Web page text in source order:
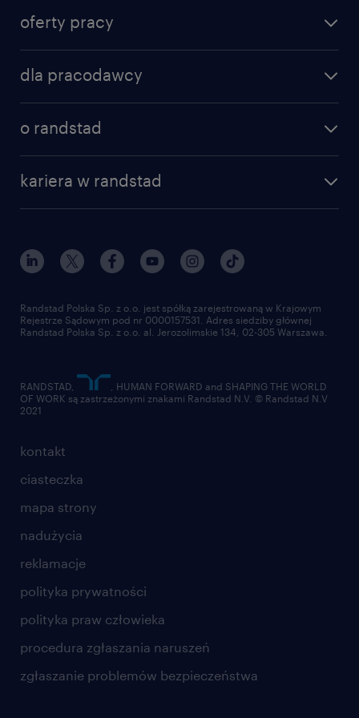
oferty pracy
specjalizacje
praca w amazon
dla pracodawcy
o randstad
dla mediów
dla dostawców
kariera w randstad
nasz świat
pracuj w randstad
złóż CV
kontakt
ciasteczka
mapa strony
nadużycia
reklamacje
polityka prywatności
polityka praw człowieka
procedura zgłaszania naruszeń
zgłaszanie problemów bezpieczeństwa
Randstad Polska Sp. z o.o. jest spółką zarejestrowaną w Krajowym
Rejestrze Sądowym pod nr 0000157531. Adres siedziby głównej
Randstad Polska Sp. z o.o. al. Jerozolimskie 134, 02-305 Warszawa.
RANDSTAD,
, HUMAN FORWARD and SHAPING THE WORLD
OF WORK są zastrzeżonymi znakami Randstad N.V. © Randstad N.V
2021